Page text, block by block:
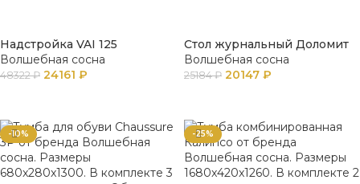
Надстройка VAI 125
Волшебная сосна
48322₽ 24161 ₽
Стол журнальный Доломит
Волшебная сосна
25184₽ 20147 ₽
-10% -25%